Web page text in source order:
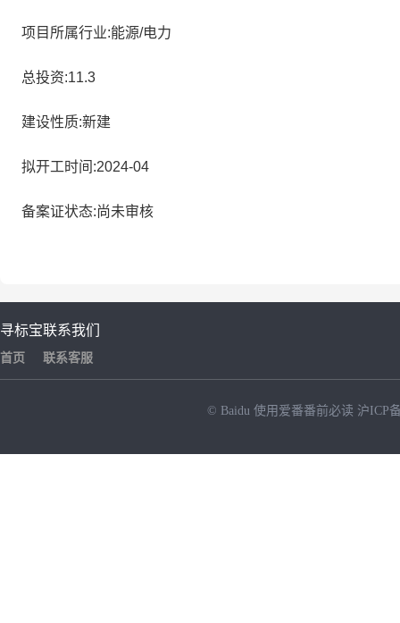
项目所属行业:能源/电力
总投资:11.3
建设性质:新建
拟开工时间:2024-04
备案证状态:尚未审核
寻标宝
首页
联系我们
联系客服
© Baidu 使用爱番番前必读 沪ICP